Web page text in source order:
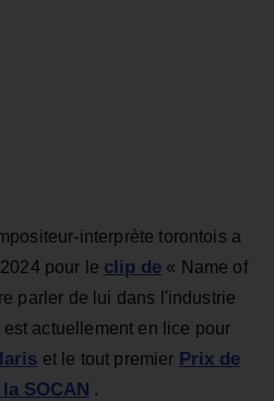
interprète torontois a
2024 pour le clip de « Name of
parler de lui dans l'industrie
actuellement en lice pour
et le tout premier Prix de
SOCAN .